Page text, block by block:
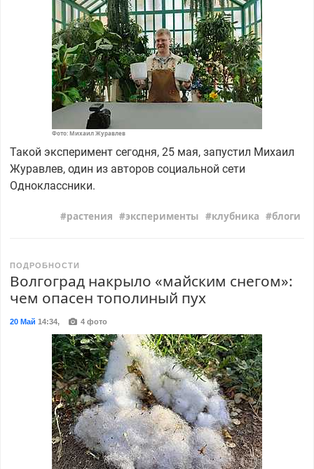
Фото: Михаил Журавлев
Такой эксперимент сегодня, 25 мая, запустил Михаил
Журавлев, один из авторов социальной сети
Одноклассники.
растения эксперименты клубника блоги
ПОДРОБНОСТИ
Волгоград накрыло «майским снегом»:
чем опасен тополиный пух
20 Май 14:34, 4 фото